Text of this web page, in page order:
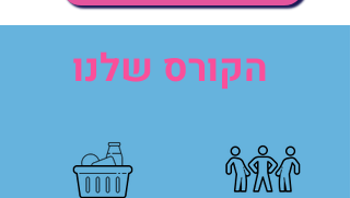
הקורס שלנו